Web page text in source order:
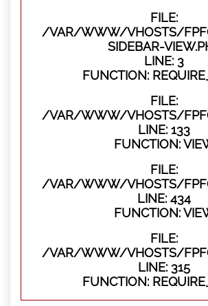
FILE:
/VAR/WWW/VHOSTS/
SIDEBAR-
LINE: 3
FUNCTION:
FILE:
/VAR/WWW/VHOSTS/
LINE: 133
FUNCTION:
FILE:
/VAR/WWW/VHOSTS/
LINE: 434
FUNCTION:
FILE:
/VAR/WWW/VHOSTS/
LINE: 315
FUNCTION: